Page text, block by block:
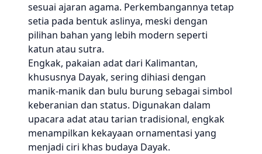
sesuai ajaran agama. Perkembangannya tetap
setia pada bentuk aslinya, meski dengan
pilihan bahan yang lebih modern seperti
katun atau sutra.
Engkak, pakaian adat dari Kalimantan,
khususnya Dayak, sering dihiasi dengan
manik-manik dan bulu burung sebagai simbol
keberanian dan status. Digunakan dalam
upacara adat atau tarian tradisional, engkak
menampilkan kekayaan ornamentasi yang
menjadi ciri khas budaya Dayak.